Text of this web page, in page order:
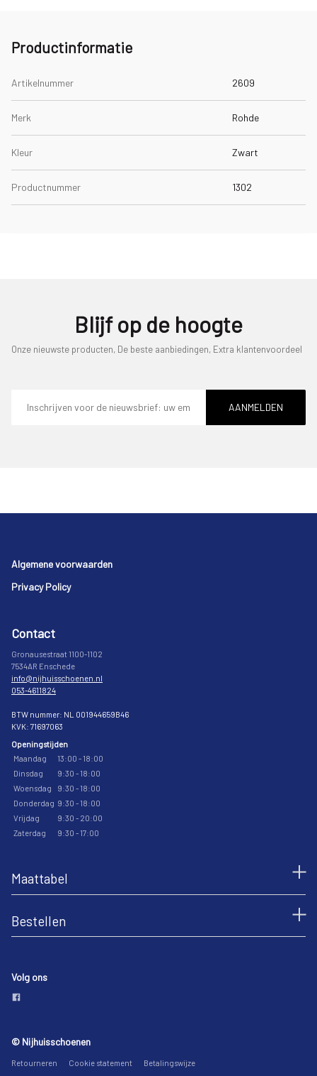
Productinformatie
Artikelnummer 2609
Merk Rohde
Kleur Zwart
Productnummer 1302
Blijf op de hoogte
Onze nieuwste producten, De beste aanbiedingen, Extra klantenvoordeel
mailadres
AANMELDEN
Footer
Algemene voorwaarden
Privacy Policy
Contact
Gronausestraat 1100-1102
7534AR Enschede
info@nijhuisschoenen.nl
053-4611824
BTW nummer: NL 001944659B46
KVK: 71697063
Openingstijden
Maandag
13:00 - 18:00
Dinsdag
9:30 - 18:00
Woensdag
9:30 - 18:00
Donderdag 9:30 - 18:00
Vrijdag
9:30 - 20:00
Zaterdag
9:30 - 17:00
Maattabel
Bestellen
Volg ons
© Nijhuisschoenen
Retourneren Cookie statement Betalingswijze